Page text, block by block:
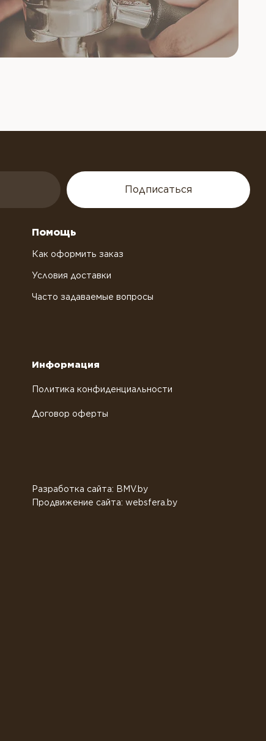
Подписаться
Помощь
Как оформить заказ
Условия доставки
Часто задаваемые вопросы
Информация
Политика конфиденциальности
Договор оферты
Разработка сайта: BMV.by
Продвижение сайта: websfera.by